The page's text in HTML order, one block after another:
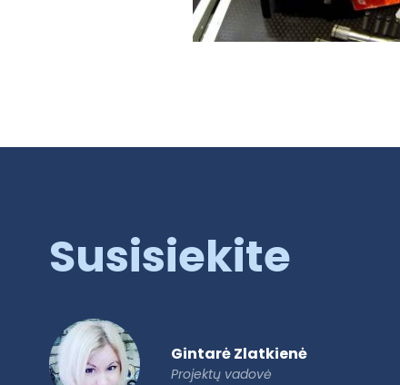
Susisiekite
Gintarė Zlatkienė
Projektų vadovė